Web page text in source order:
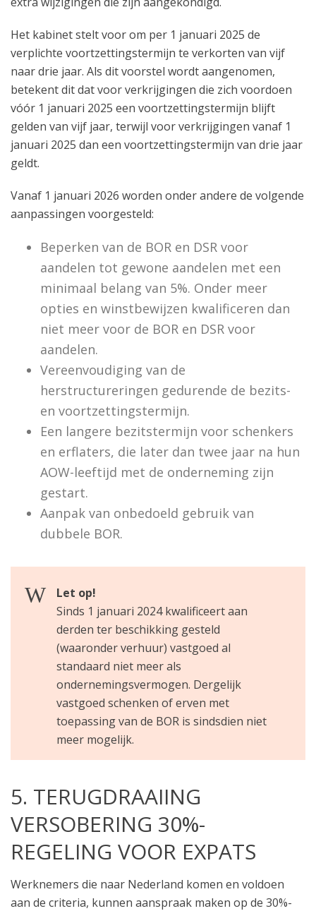
Het kabinet stelt voor om per 1 januari 2025 de
verplichte voortzettingstermijn te verkorten van vijf
naar drie jaar. Als dit voorstel wordt aangenomen,
betekent dit dat voor verkrijgingen die zich voordoen
vóór 1 januari 2025 een voortzettingstermijn blijft
gelden van vijf jaar, terwijl voor verkrijgingen vanaf 1
januari 2025 dan een voortzettingstermijn van drie jaar
geldt.
Vanaf 1 januari 2026 worden onder andere de volgende
aanpassingen voorgesteld:
Beperken van de BOR en DSR voor
aandelen tot gewone aandelen met een
minimaal belang van 5%. Onder meer
opties en winstbewijzen kwalificeren dan
niet meer voor de BOR en DSR voor
aandelen.
Vereenvoudiging van de
herstructureringen gedurende de bezits-
en voortzettingstermijn.
Een langere bezitstermijn voor schenkers
en erflaters, die later dan twee jaar na hun
AOW-leeftijd met de onderneming zijn
gestart.
Aanpak van onbedoeld gebruik van
dubbele BOR.
Let op!
Sinds 1 januari 2024 kwalificeert aan
derden ter beschikking gesteld
(waaronder verhuur) vastgoed al
standaard niet meer als
ondernemingsvermogen. Dergelijk
vastgoed schenken of erven met
toepassing van de BOR is sindsdien niet
meer mogelijk.
5. TERUGDRAAIING
VERSOBERING 30%-
REGELING VOOR EXPATS
Werknemers die naar Nederland komen en voldoen
aan de criteria, kunnen aanspraak maken op de 30%-